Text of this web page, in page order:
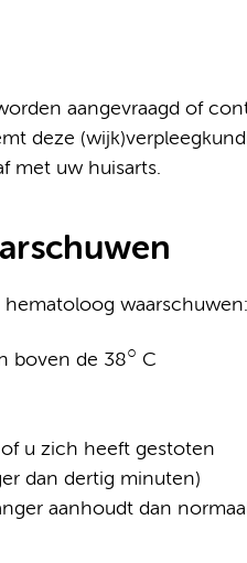
aangevraagd of
deze
met uw huisarts.
waarschuwen:
boven de 38○ C
u zich heeft gestoten
dan dertig minuten)
aanhoudt dan